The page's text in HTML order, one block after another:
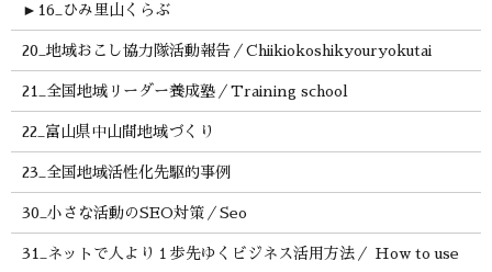
► 16_ひみ里山くらぶ
20_地域おこし協力隊活動報告／Chiikiokoshikyouryokutai
21_全国地域リーダー養成塾／Training school
22_富山県中山間地域づくり
23_全国地域活性化先駆的事例
30_小さな活動のSEO対策／Seo
31_ネットで人より１歩先ゆくビジネス活用方法／ How to use